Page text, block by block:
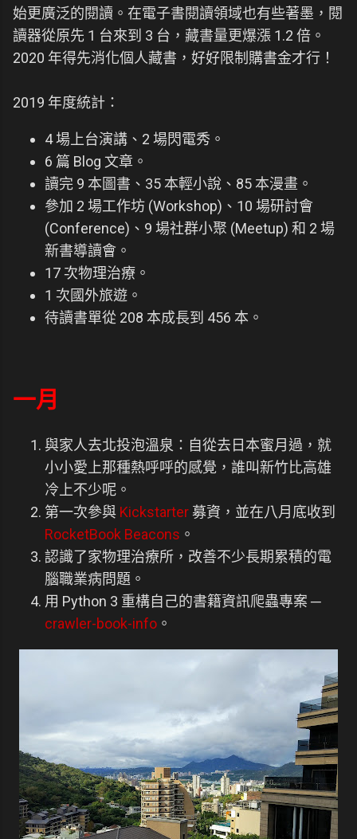
始更廣泛的閱讀。在電子書閱讀領域也有些著墨，閱
讀器從原先 1 台來到 3 台，藏書量更爆漲 1.2 倍。
2020 年得先消化個人藏書，好好限制購書金才行！
2019 年度統計：
4 場上台演講、2 場閃電秀。
6 篇 Blog 文章。
讀完 9 本圖書、35 本輕小說、85 本漫畫。
參加 2 場工作坊 (Workshop)、10 場研討會
(Conference)、9 場社群小聚 (Meetup) 和 2 場
新書導讀會。
17 次物理治療。
1 次國外旅遊。
待讀書單從 208 本成長到 456 本。
一月
與家人去北投泡溫泉：自從去日本蜜月過，就
小小愛上那種熱呼呼的感覺，誰叫新竹比高雄
冷上不少呢。
第一次參與 Kickstarter募資，並在八月底收到
RocketBook Beacons 。
認識了家物理治療所，改善不少長期累積的電
腦職業病問題。
用 Python 3 重構自己的書籍資訊爬蟲專案 ─
crawler-book-info 。